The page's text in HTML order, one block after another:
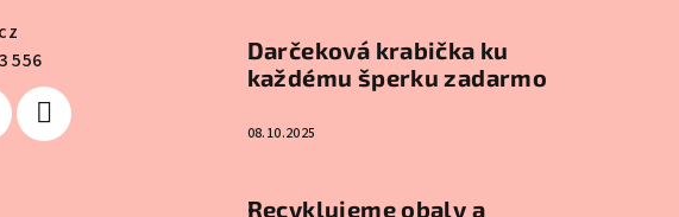
556
Darčeková krabička ku
každému šperku zadarmo
08.10.2025
Recyklujeme obaly a